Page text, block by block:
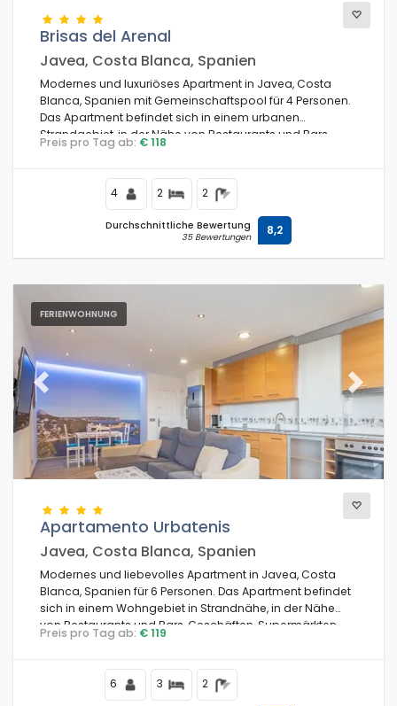
Restaurants
Strand 500 m
Geschäfte
Skipisten
Skilift
Komfort
Dienste
Brisas del Arenal
Javea, Costa Blanca, Spanien
Modernes und luxuriöses Apartment in Javea, Costa
Blanca, Spanien mit Gemeinschaftspool für 4 Personen.
Das Apartment befindet sich in einem urbanen
Strandgebiet, in der Nähe von Restaurants und Bars,
Geschäften und Supermärkten, und ist nur 50 m vom
Preis pro Tag ab: € 118
4 2 2
Durchschnittliche Bewertung
35 Bewertungen 8,2
FERIENWOHNUNG
Previous Next
Apartamento Urbatenis
Javea, Costa Blanca, Spanien
Modernes und liebevolles Apartment in Javea, Costa
Blanca, Spanien für 6 Personen. Das Apartment befindet
sich in einem Wohngebiet in Strandnähe, in der Nähe
von Restaurants und Bars, Geschäften, Supermärkten
und einem Tennisplatz, und ist 500 m vom Strand El
Preis pro Tag ab: € 119
6 3 2